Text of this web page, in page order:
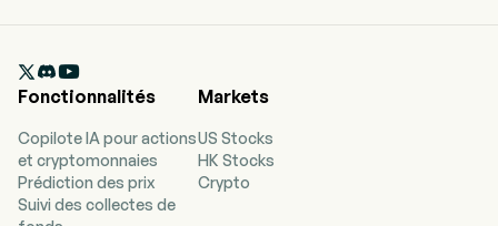

Fonctionnalités
Copilote IA pour actions
et cryptomonnaies
Prédiction des prix
Suivi des collectes de
Markets
US Stocks
HK Stocks
Crypto